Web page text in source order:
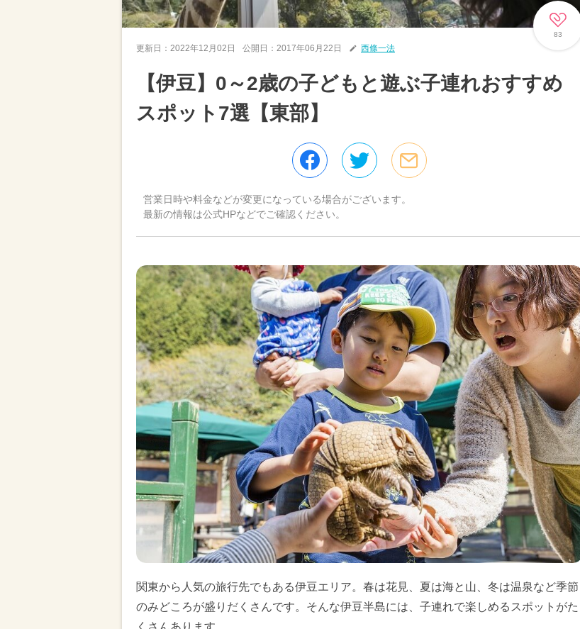
83
更新日： 2022年12月02日 公開日： 2017年06月22日 西條一法
【伊豆】0～2歳の子どもと遊ぶ子連れおすすめ
スポット7選【東部】
営業日時や料金などが変更になっている場合がございます。
最新の情報は公式HPなどでご確認ください。
関東から人気の旅行先でもある伊豆エリア。春は花見、夏は海と山、冬は温泉など季節
のみどころが盛りだくさんです。そんな伊豆半島には、子連れで楽しめるスポットがた
くさんあります。